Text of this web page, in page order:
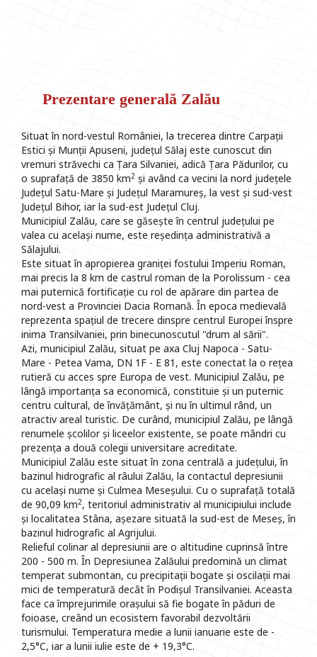
Prezentare generală Zalău
Situat în nord-vestul României, la trecerea dintre Carpații
Estici și Munții Apuseni, județul Sălaj este cunoscut din
vremuri străvechi ca Țara Silvaniei, adică Țara Pădurilor, cu
o suprafață de 3850 km2 și având ca vecini la nord județele
Județul Satu-Mare și Județul Maramureș, la vest și sud-vest
Județul Bihor, iar la sud-est Județul Cluj.
Municipiul Zalău, care se găsește în centrul județului pe
valea cu același nume, este reședința administrativă a
Sălajului.
Este situat în apropierea graniței fostului Imperiu Roman,
mai precis la 8 km de castrul roman de la Porolissum - cea
mai puternică fortificație cu rol de apărare din partea de
nord-vest a Provinciei Dacia Romană. În epoca medievală
reprezenta spațiul de trecere dinspre centrul Europei înspre
inima Transilvaniei, prin binecunoscutul "drum al sării".
Azi, municipiul Zalău, situat pe axa Cluj Napoca - Satu-
Mare - Petea Vama, DN 1F - E 81, este conectat la o rețea
rutieră cu acces spre Europa de vest. Municipiul Zalău, pe
lângă importanța sa economică, constituie și un puternic
centru cultural, de învățământ, și nu în ultimul rând, un
atractiv areal turistic. De curând, municipiul Zalău, pe lângă
renumele școlilor și liceelor existente, se poate mândri cu
prezența a două colegii universitare acreditate.
Municipiul Zalău este situat în zona centrală a județului, în
bazinul hidrografic al râului Zalău, la contactul depresiunii
cu același nume și Culmea Meseșului. Cu o suprafață totală
de 90,09 km2, teritoriul administrativ al municipiului include
și localitatea Stâna, așezare situată la sud-est de Meseș, în
bazinul hidrografic al Agrijului.
Relieful colinar al depresiunii are o altitudine cuprinsă între
200 - 500 m. În Depresiunea Zalăului predomină un climat
temperat submontan, cu precipitații bogate și oscilații mai
mici de temperatură decât în Podișul Transilvaniei. Aceasta
face ca împrejurimile orașului să fie bogate în păduri de
foioase, creând un ecosistem favorabil dezvoltării
turismului. Temperatura medie a lunii ianuarie este de -
2,5°C, iar a lunii iulie este de + 19,3°C.